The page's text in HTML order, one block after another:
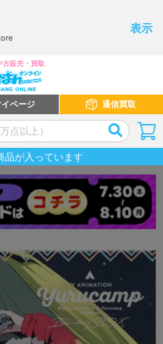
表示
古販売・買取
イページ 通信買取
品が入っています